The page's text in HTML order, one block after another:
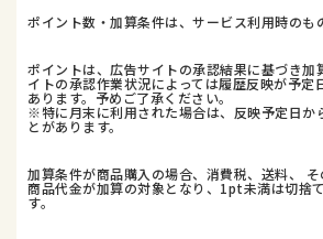
ポイント数・加算条件は、サービス利用時のも
ポイントは、広告サイトの承認結果に基づき加
イトの承認作業状況によっては履歴反映が予定
あります。予めご了承ください。
※特に月末に利用された場合は、反映予定日か
とがあります。
加算条件が商品購入の場合、消費税、送料、
商品代金が加算の対象となり、1pt未満は切捨
す。